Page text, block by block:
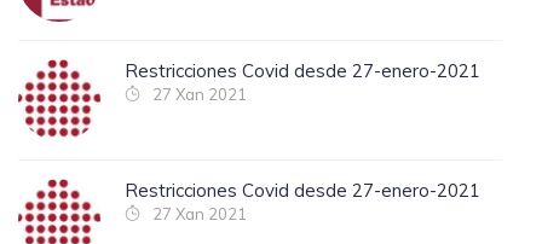
Restricciones Covid desde 27-enero-2021
27 Xan 2021
Restricciones Covid desde 27-enero-2021
27 Xan 2021